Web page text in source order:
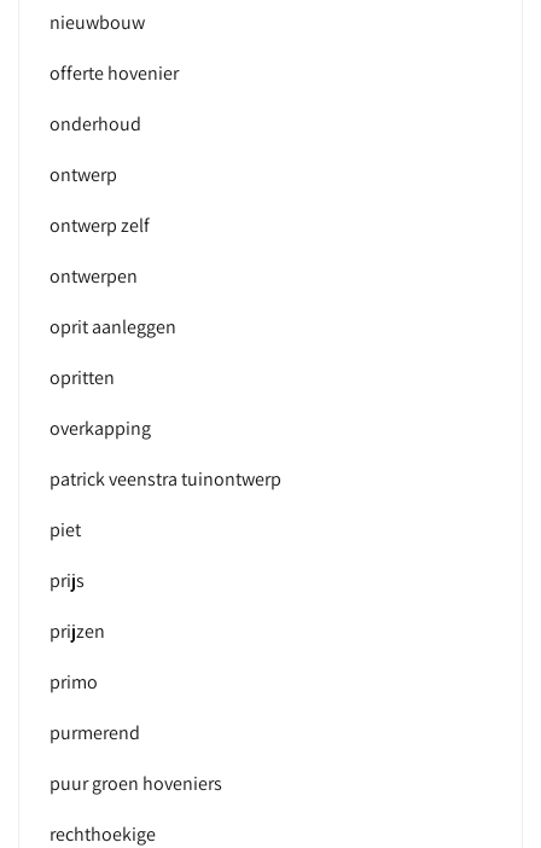
nieuwbouw
offerte hovenier
onderhoud
ontwerp
ontwerp zelf
ontwerpen
oprit aanleggen
opritten
overkapping
patrick veenstra tuinontwerp
piet
prijs
prijzen
primo
purmerend
puur groen hoveniers
rechthoekige